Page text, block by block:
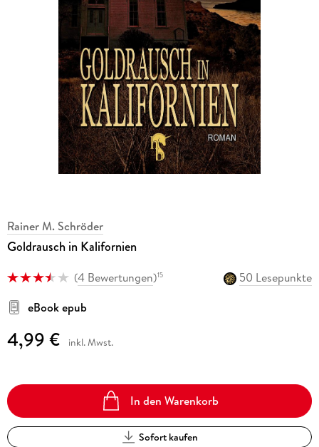
Rainer M. Schröder
Goldrausch in Kalifornien
(4 Bewertungen)15
50 Lesepunkte
eBook epub
4,99 € inkl. Mwst.
In den Warenkorb
Sofort kaufen